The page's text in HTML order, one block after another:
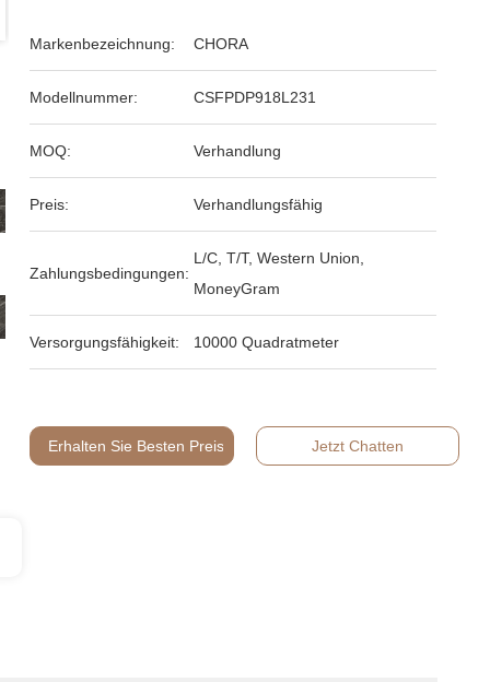
Markenbezeichnung: CHORA
Modellnummer: CSFPDP918L231
MOQ: Verhandlung
Preis: Verhandlungsfähig
Zahlungsbedingungen:
L/C, T/T, Western Union,
MoneyGram
Versorgungsfähigkeit: 10000 Quadratmeter
Erhalten Sie Besten Preis Jetzt Chatten